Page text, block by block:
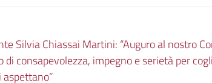
Silvia Chiassai Martini: “Auguro al nostro
di consapevolezza, impegno e serietà per